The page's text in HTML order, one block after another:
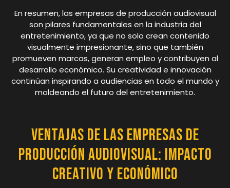
En resumen, las empresas de producción audiovisual
son pilares fundamentales en la industria del
entretenimiento, ya que no solo crean contenido
visualmente impresionante, sino que también
promueven marcas, generan empleo y contribuyen al
desarrollo económico. Su creatividad e innovación
continúan inspirando a audiencias en todo el mundo y
moldeando el futuro del entretenimiento.
Ventajas de las Empresas de
Producción Audiovisual: Impacto
Creativo y Económico